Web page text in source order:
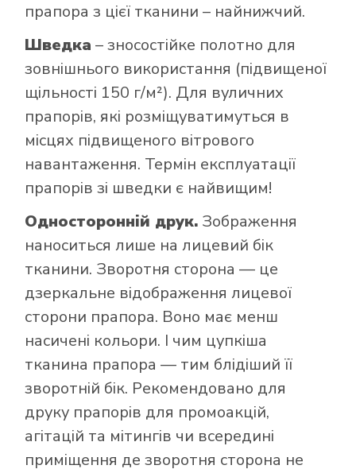
прапора з цієї тканини – найнижчий.
Шведка – зносостійке полотно для
зовнішнього використання (підвищеної
щільності 150 г/м²). Для вуличних
прапорів, які розміщуватимуться в
місцях підвищеного вітрового
навантаження. Термін експлуатації
прапорів зі шведки є найвищим!
Односторонній друк. Зображення
наноситься лише на лицевий бік
тканини. Зворотня сторона — це
дзеркальне відображення лицевої
сторони прапора. Воно має менш
насичені кольори. І чим цупкіша
тканина прапора — тим блідіший її
зворотній бік. Рекомендовано для
друку прапорів для промоакцій,
агітацій та мітингів чи всередині
приміщення де зворотня сторона не